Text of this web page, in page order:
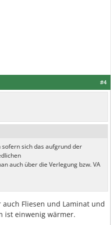
#4
sich das aufgrund der
auch über die Verlegung bzw. VA
auch Fliesen und Laminat und
ist einwenig wärmer.